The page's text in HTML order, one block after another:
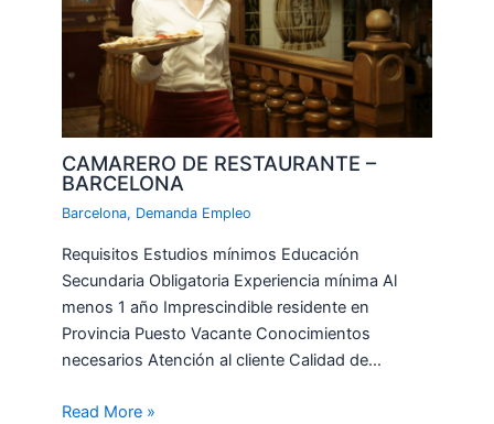
CAMARERO DE RESTAURANTE –
BARCELONA
Barcelona, Demanda Empleo
Requisitos Estudios mínimos Educación
Secundaria Obligatoria Experiencia mínima Al
menos 1 año Imprescindible residente en
Provincia Puesto Vacante Conocimientos
necesarios Atención al cliente Calidad de…
Read More »